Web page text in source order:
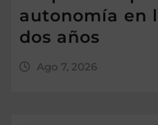
autonomía en
dos años
Ago 7, 2026